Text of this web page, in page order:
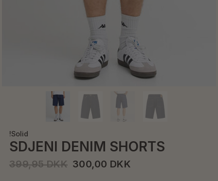
!Solid
SDJENI DENIM SHORTS
399,95 DKK 300,00 DKK